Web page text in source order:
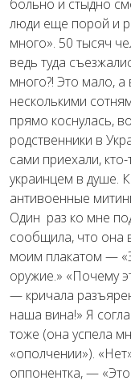
больно и стыдно
люди еще порой и
много». 50 тысяч
ведь туда
много?! Это мало, а
несколькими
прямо коснулась,
родственники в
сами приехали,
украинцем в душе.
антивоенные
Один раз ко мне
сообщила, что она
моим плакатом —
оружие.» «Почему
— кричала
наша вина!» Я
тоже (она успела
«ополчении»).
оппонентка, —